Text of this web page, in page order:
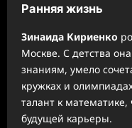
Ранняя жизнь
Зинаида Кириенко
Москве. С детства
знаниям, умело
кружках и
талант к
будущей карьеры.